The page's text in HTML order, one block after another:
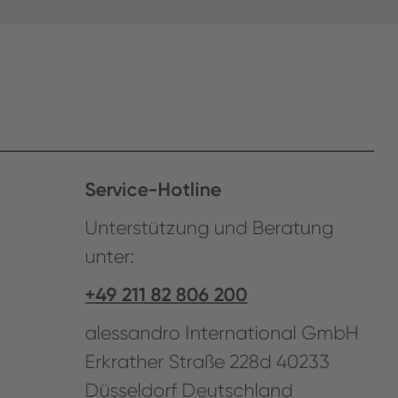
Service-Hotline
Unterstützung und Beratung
unter:
+49 211 82 806 200
alessandro International GmbH
Erkrather Straße 228d 40233
Düsseldorf Deutschland